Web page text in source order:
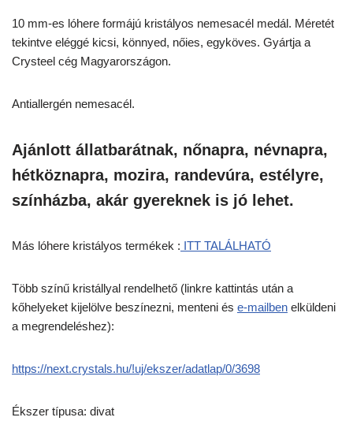
10 mm-es lóhere formájú kristályos nemesacél medál. Méretét
tekintve eléggé kicsi, könnyed, nőies, egyköves. Gyártja a
Crysteel cég Magyarországon.
Antiallergén nemesacél.
Ajánlott állatbarátnak, nőnapra, névnapra,
hétköznapra, mozira, randevúra, estélyre,
színházba, akár gyereknek is jó lehet.
Más lóhere kristályos termékek : ITT TALÁLHATÓ
Több színű kristállyal rendelhető (linkre kattintás után a
kőhelyeket kijelölve beszínezni, menteni és e-mailben elküldeni
a megrendeléshez):
https://next.crystals.hu/!uj/ekszer/adatlap/0/3698
Ékszer típusa: divat